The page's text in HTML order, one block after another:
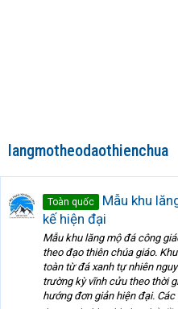
langmotheodaothienchua
Toàn quốc
Mẫu khu
kế hiện đại
Mẫu khu lăng mộ đá công
theo đạo thiên chúa giáo.
toàn từ đá xanh tự nhiên
trường kỳ vĩnh cửu theo thời
hướng đơn giản hiện đại. Các